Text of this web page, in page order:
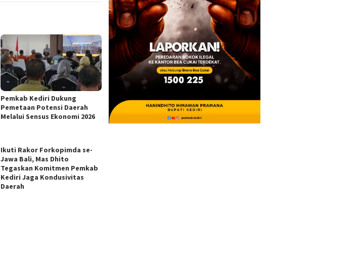
Pemkab Kediri Dukung
Pemetaan Potensi Daerah
Melalui Sensus Ekonomi 2026
Ikuti Rakor Forkopimda se-
Jawa Bali, Mas Dhito
Tegaskan Komitmen Pemkab
Kediri Jaga Kondusivitas
Daerah